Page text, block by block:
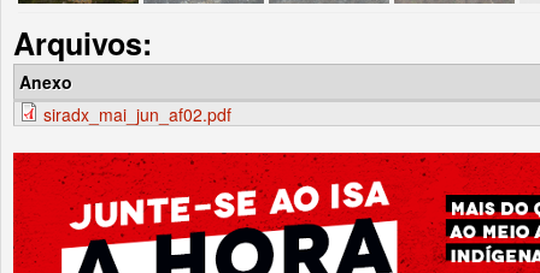
Arquivos:
Anexo
siradx_mai_jun_af02.pdf